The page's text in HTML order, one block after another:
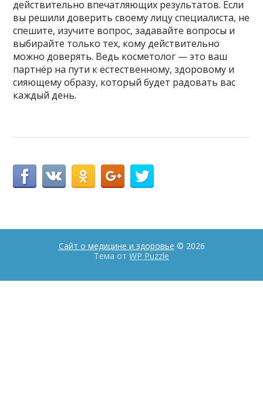
действительно впечатляющих результатов. Если
вы решили доверить своему лицу специалиста, не
спешите, изучите вопрос, задавайте вопросы и
выбирайте только тех, кому действительно
можно доверять. Ведь косметолог — это ваш
партнёр на пути к естественному, здоровому и
сияющему образу, который будет радовать вас
каждый день.
Сайт о медицине и здоровье © 2026
Тема от WP Puzzle